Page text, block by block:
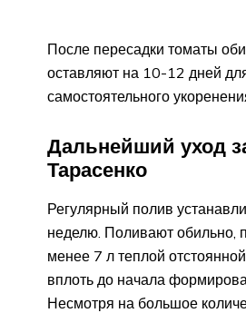
После пересадки томаты
оставляют на 10-12 дней
самостоятельного
Дальнейший уход
Тарасенко
Регулярный полив
неделю. Поливают обильно,
менее 7 л теплой
вплоть до начала
Несмотря на большое